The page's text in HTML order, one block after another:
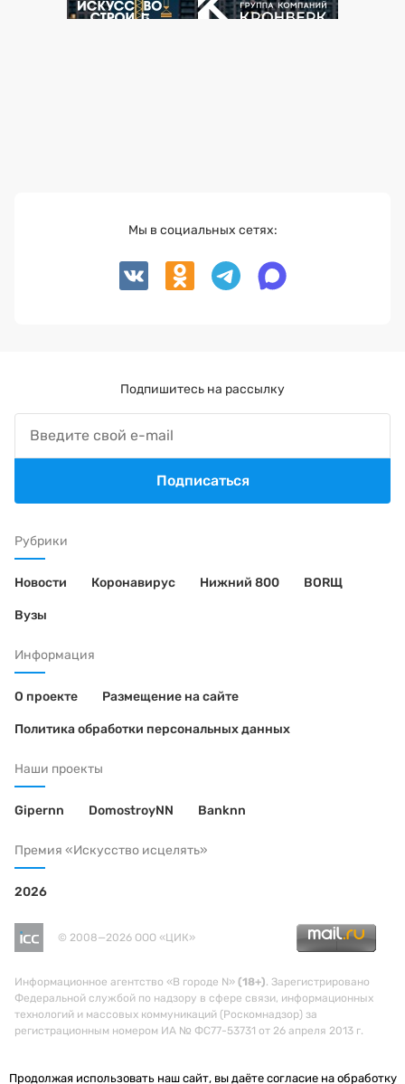
Рубрики
Новости Коронавирус Нижний 800 BORЩ
Вузы
Информация
О проекте Размещение на сайте
Политика обработки персональных данных
Наши проекты
Gipernn DomostroyNN Banknn
Премия «Искусство исцелять»
2026
© 2008—2026 ООО «ЦИК»
Информационное агентство «В городе N» (18+). Зарегистрировано
Федеральной службой по надзору в сфере связи, информационных
технологий и массовых коммуникаций (Роскомнадзор) за
регистрационным номером ИА № ФС77-53731 от 26 апреля 2013 г.
Мы в социальных сетях:
Подпишитесь на рассылку
Подписаться
Продолжая использовать наш сайт, вы даёте согласие на обработку